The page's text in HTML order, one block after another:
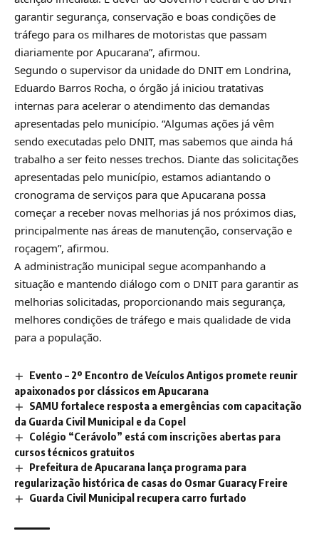
garantir segurança, conservação e boas condições de
tráfego para os milhares de motoristas que passam
diariamente por Apucarana”, afirmou.
Segundo o supervisor da unidade do DNIT em Londrina,
Eduardo Barros Rocha, o órgão já iniciou tratativas
internas para acelerar o atendimento das demandas
apresentadas pelo município. “Algumas ações já vêm
sendo executadas pelo DNIT, mas sabemos que ainda há
trabalho a ser feito nesses trechos. Diante das solicitações
apresentadas pelo município, estamos adiantando o
cronograma de serviços para que Apucarana possa
começar a receber novas melhorias já nos próximos dias,
principalmente nas áreas de manutenção, conservação e
roçagem”, afirmou.
A administração municipal segue acompanhando a
situação e mantendo diálogo com o DNIT para garantir as
melhorias solicitadas, proporcionando mais segurança,
melhores condições de tráfego e mais qualidade de vida
para a população.
Evento – 2º Encontro de Veículos Antigos promete reunir
apaixonados por clássicos em Apucarana
SAMU fortalece resposta a emergências com capacitação
da Guarda Civil Municipal e da Copel
Colégio “Cerávolo” está com inscrições abertas para
cursos técnicos gratuitos
Prefeitura de Apucarana lança programa para
regularização histórica de casas do Osmar Guaracy Freire
Guarda Civil Municipal recupera carro furtado